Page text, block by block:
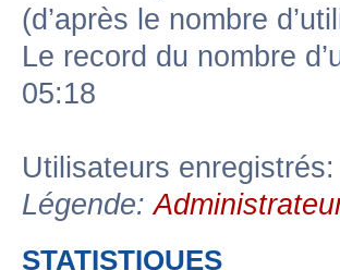
(d’après le nombre
Le record du nombre
05:18
Utilisateurs
Légende:
STATISTIQUES